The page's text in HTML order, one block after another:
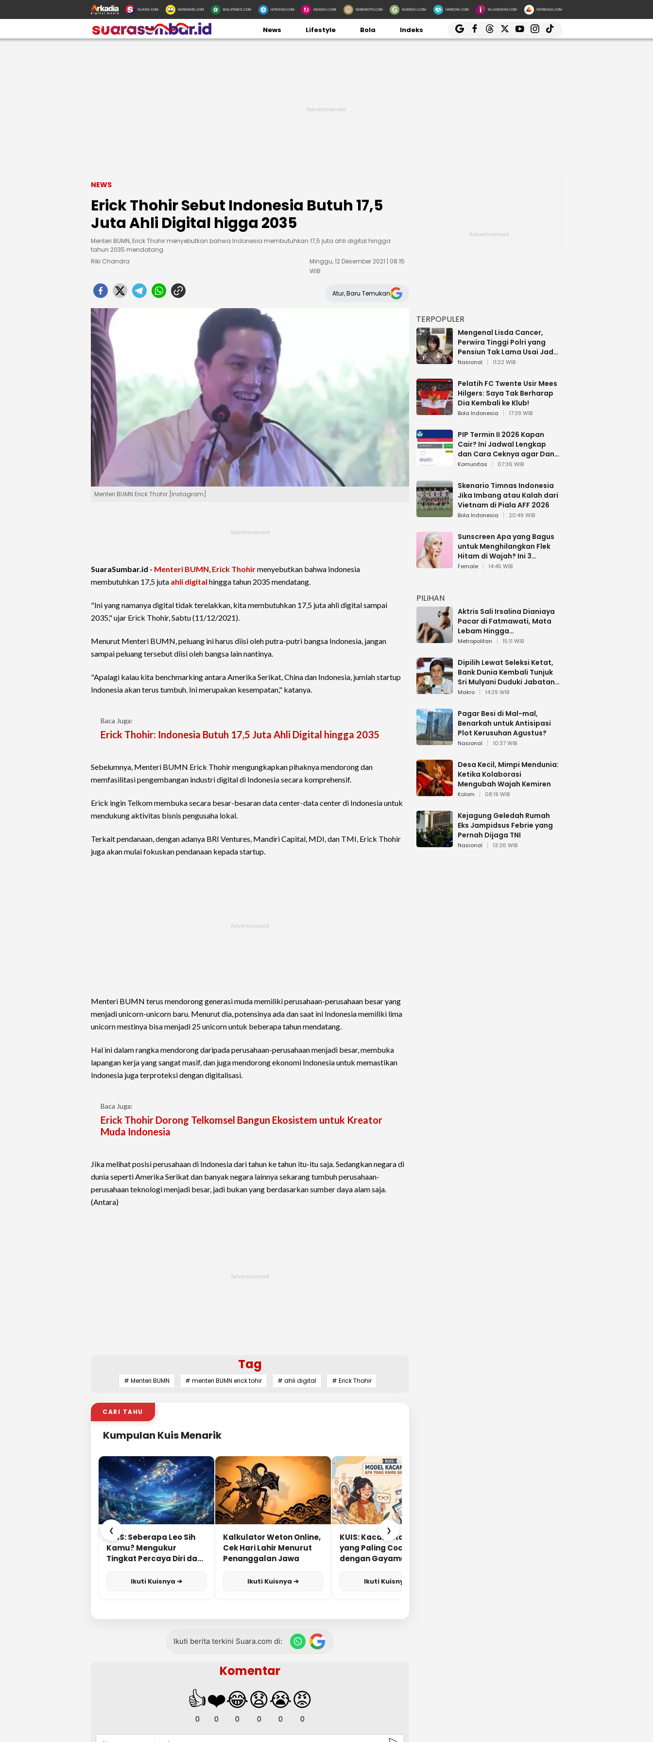
SUARA.COM MATAMATA.COM BOLATIMES.COM HITEKNO.COM DEWIKU.COM MOBIMOTO.COM GUIDEKU.COM HIMEDIK.COM IKLANDISINI.COM SERBADA.COM
News Lifestyle Bola Indeks
NEWS
Erick Thohir Sebut Indonesia Butuh 17,5
Juta Ahli Digital higga 2035
Menteri BUMN, Erick Thohir menyebutkan bahwa Indonesia membutuhkan 17,5 juta ahli digital hingga
tahun 2035 mendatang.
Riki Chandra
Minggu, 12 Desember 2021 | 08:15
WIB
Atur, Baru Temukan
Menteri BUMN Erick Thohir.[Instagram]
SuaraSumbar.id - Menteri BUMN, Erick Thohirmenyebutkan bahwa Indonesia
membutuhkan 17,5 juta ahli digital hingga tahun 2035 mendatang.
"Ini yang namanya digital tidak terelakkan, kita membutuhkan 17,5 juta ahli digital sampai
2035," ujar Erick Thohir, Sabtu (11/12/2021).
Menurut Menteri BUMN, peluang ini harus diisi oleh putra-putri bangsa Indonesia, jangan
sampai peluang tersebut diisi oleh bangsa lain nantinya.
"Apalagi kalau kita benchmarking antara Amerika Serikat, China dan Indonesia, jumlah startup
Indonesia akan terus tumbuh. Ini merupakan kesempatan," katanya.
Baca Juga:
Erick Thohir: Indonesia Butuh 17,5 Juta Ahli Digital hingga 2035
Sebelumnya, Menteri BUMN Erick Thohir mengungkapkan pihaknya mendorong dan
memfasilitasi pengembangan industri digital di Indonesia secara komprehensif.
Erick ingin Telkom membuka secara besar-besaran data center-data center di Indonesia untuk
mendukung aktivitas bisnis pengusaha lokal.
Terkait pendanaan, dengan adanya BRI Ventures, Mandiri Capital, MDI, dan TMI, Erick Thohir
juga akan mulai fokuskan pendanaan kepada startup.
Menteri BUMN terus mendorong generasi muda memiliki perusahaan-perusahaan besar yang
menjadi unicorn-unicorn baru. Menurut dia, potensinya ada dan saat ini Indonesia memiliki lima
unicorn mestinya bisa menjadi 25 unicorn untuk beberapa tahun mendatang.
Hal ini dalam rangka mendorong daripada perusahaan-perusahaan menjadi besar, membuka
lapangan kerja yang sangat masif, dan juga mendorong ekonomi Indonesia untuk memastikan
Indonesia juga terproteksi dengan digitalisasi.
Baca Juga:
Erick Thohir Dorong Telkomsel Bangun Ekosistem untuk Kreator
Muda Indonesia
Jika melihat posisi perusahaan di Indonesia dari tahun ke tahun itu-itu saja. Sedangkan negara di
dunia seperti Amerika Serikat dan banyak negara lainnya sekarang tumbuh perusahaan-
perusahaan teknologi menjadi besar, jadi bukan yang berdasarkan sumber daya alam saja.
(Antara)
Tag
# Menteri BUMN # menteri BUMN erick tohir # ahli digital # Erick Thohir
CARI TAHU
Kumpulan Kuis Menarik
❮
KUIS: Seberapa Leo Sih
Kamu? Mengukur
Tingkat Percaya Diri dan
Ikuti Kuisnya ➔
Kalkulator Weton Online,
Cek Hari Lahir Menurut
Penanggalan Jawa
Ikuti Kuisnya ➔
KUIS: Kacamata Apa
yang Paling Cocok
dengan Gayamu?
Ikuti Kuisnya ➔
❯
Ikuti berita terkini Suara.com di:
Komentar
👍
0
❤️
0
😂
0
😧
0
😭
0
😡
0
TERPOPULER
Mengenal Lisda Cancer,
Perwira Tinggi Polri yang
Pensiun Tak Lama Usai Jadi
Brigjen
Nasional 11:22 WIB
Pelatih FC Twente Usir Mees
Hilgers: Saya Tak Berharap
Dia Kembali ke Klub!
Bola Indonesia 17:39 WIB
PIP Termin II 2026 Kapan
Cair? Ini Jadwal Lengkap
dan Cara Ceknya agar Dana
Tidak Hangus!
Komunitas 07:36 WIB
Skenario Timnas Indonesia
Jika Imbang atau Kalah dari
Vietnam di Piala AFF 2026
Bola Indonesia 20:49 WIB
Sunscreen Apa yang Bagus
untuk Menghilangkan Flek
Hitam di Wajah? Ini 3
Rekomendasi sesuai Review
Female 14:45 WIB
PILIHAN
Aktris Sali Irsalina Dianiaya
Pacar di Fatmawati, Mata
Lebam Hingga
Diselamatkan Polantas
Metropolitan 15:11 WIB
Dipilih Lewat Seleksi Ketat,
Bank Dunia Kembali Tunjuk
Sri Mulyani Duduki Jabatan
Strategis
Makro 14:29 WIB
Pagar Besi di Mal-mal,
Benarkah untuk Antisipasi
Plot Kerusuhan Agustus?
Nasional 10:37 WIB
Desa Kecil, Mimpi Mendunia:
Ketika Kolaborasi
Mengubah Wajah Kemiren
Kolom 08:19 WIB
Kejagung Geledah Rumah
Eks Jampidsus Febrie yang
Pernah Dijaga TNI
Nasional 13:26 WIB